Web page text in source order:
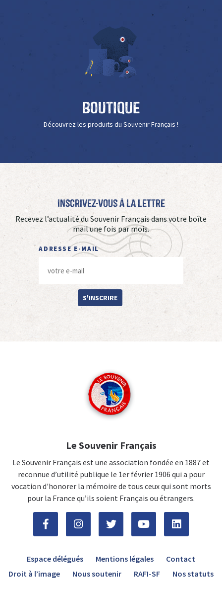
Boutique
Découvrez les produits du Souvenir Français !
Inscrivez-vous à La Lettre
Recevez l’actualité du Souvenir Français dans votre boîte
mail une fois par mois.
ADRESSE E-MAIL
S'INSCRIRE
Le Souvenir Français
Le Souvenir Français est une association fondée en 1887 et
reconnue d’utilité publique le 1er février 1906 qui a pour
vocation d'honorer la mémoire de tous ceux qui sont morts
pour la France qu’ils soient Français ou étrangers.
Espace délégués Mentions légales
Contact
Droit à l’image
Nous soutenir RAFI-SF Nos statuts